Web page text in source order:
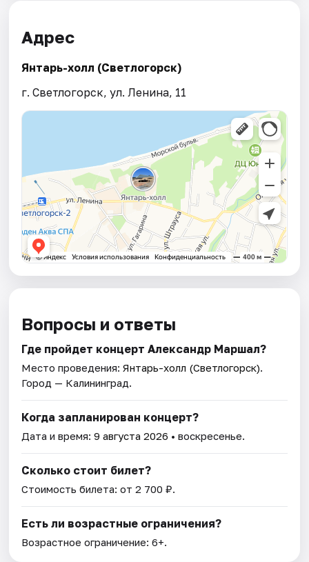
Адрес
Янтарь-холл (Светлогорск)
г. Светлогорск, ул. Ленина, 11
Вопросы и ответы
Где пройдет концерт Александр Маршал?
Место проведения:Янтарь-холл (Светлогорск).
Город — Калининград.
Когда запланирован концерт?
Дата и время:9 августа 2026 • воскресенье.
Сколько стоит билет?
Стоимость билета: от 2 700 ₽.
Есть ли возрастные ограничения?
Возрастное ограничение: 6+.